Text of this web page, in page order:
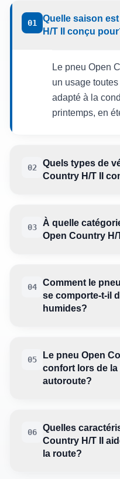
01
Quelle saison
H/T II conçu
Le pneu Open
un usage
adapté à la
printemps, en
02
Quels types de
Country H/T II
03
À quelle
Open Country H/
04
Comment le
se comporte-t-il
humides?
05
Le pneu Open
confort lors de
autoroute?
06
Quelles
Country H/T II
la route?